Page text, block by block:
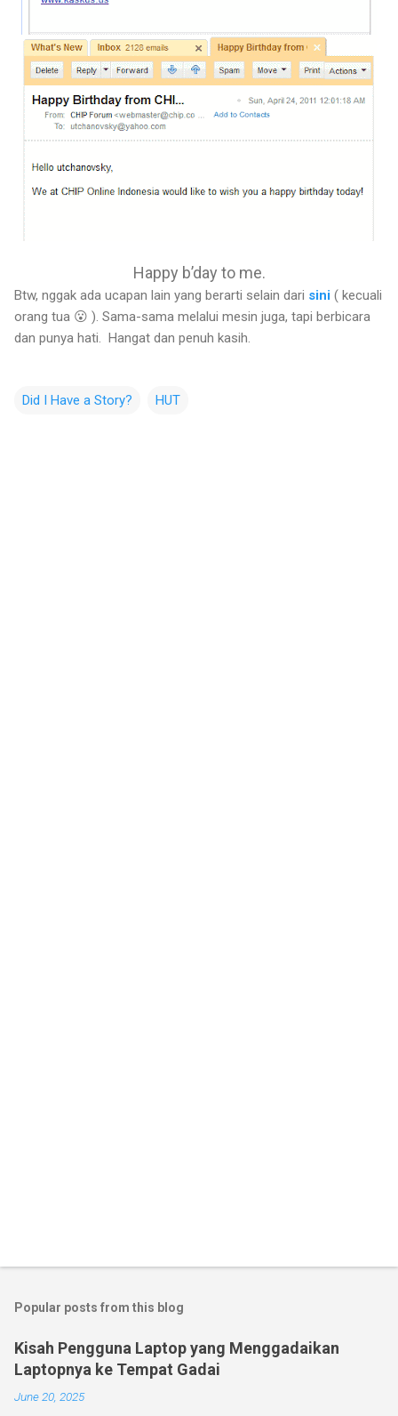
Happy b’day to me.
Btw, nggak ada ucapan lain yang berarti selain dari sini ( kecuali
orang tua 😮 ). Sama-sama melalui mesin juga, tapi berbicara
dan punya hati. Hangat dan penuh kasih.
Did I Have a Story? HUT
Popular posts from this blog
Kisah Pengguna Laptop yang Menggadaikan
Laptopnya ke Tempat Gadai
June 20, 2025